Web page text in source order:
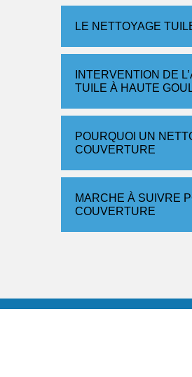
LE NETTOYAGE
INTERVENTION DE
TUILE À HAUTE
POURQUOI UN
COUVERTURE
MARCHE À SUIVRE
COUVERTURE